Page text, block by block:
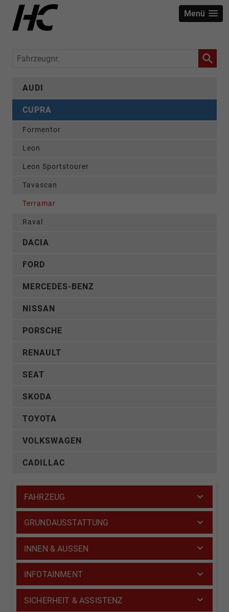
Menü
Fahrzeugnr.
AUDI
CUPRA
Formentor
Leon
Leon Sportstourer
Tavascan
Terramar
Raval
DACIA
FORD
MERCEDES-BENZ
NISSAN
PORSCHE
RENAULT
SEAT
SKODA
TOYOTA
VOLKSWAGEN
CADILLAC
FAHRZEUG
GRUNDAUSSTATTUNG
INNEN & AUSSEN
INFOTAINMENT
SICHERHEIT & ASSISTENZ